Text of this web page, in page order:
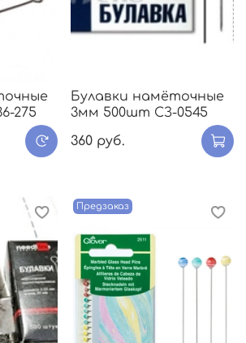
275
Булавки намёточные
3мм 500шт СЗ-0545
360 руб.
Предзаказ